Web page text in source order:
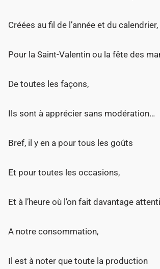
Créées au fil de l’année et du calendrier,
Pour la Saint-Valentin ou la fête des
De toutes les façons,
Ils sont à apprécier sans modération…
Bref, il y en a pour tous les goûts
Et pour toutes les occasions,
Et à l’heure où l’on fait davantage
A notre consommation,
Il est à noter que toute la production